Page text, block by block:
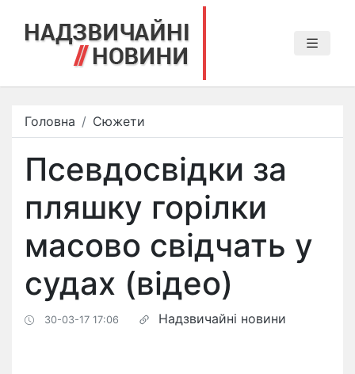
Головна Сюжети
Псевдосвідки за
пляшку горілки
масово свідчать у
судах (відео)
30-03-17 17:06 Надзвичайні новини